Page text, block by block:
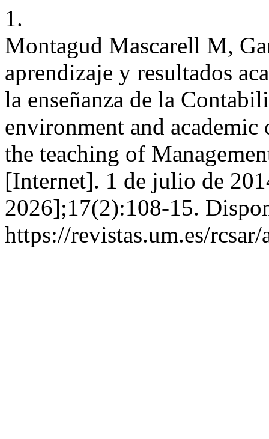
1.
Montagud Mascarell M,
aprendizaje y resultados
la enseñanza de la
environment and
the teaching of
[Internet]. 1 de julio de
2026];17(2):108-15.
https://revistas.um.es/